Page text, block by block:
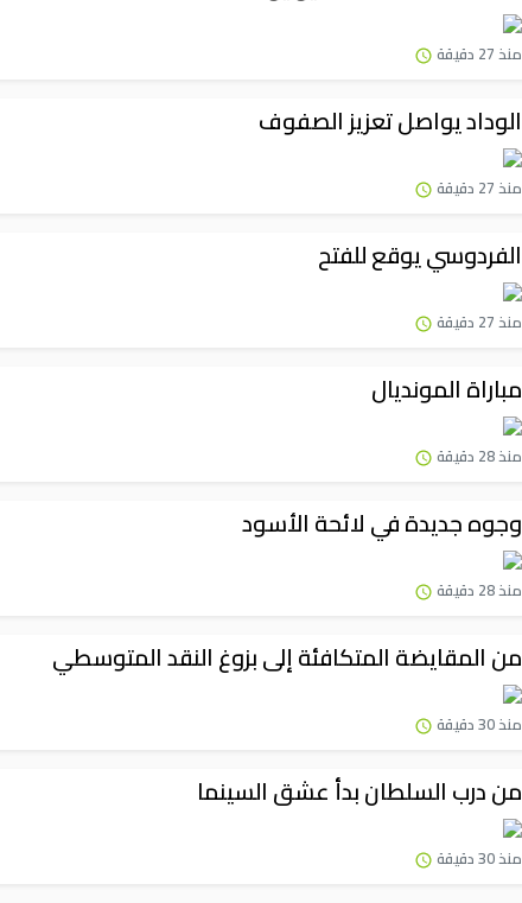
منذ 27 دقيقة
الوداد يواصل تعزيز الصفوف
منذ 27 دقيقة
الفردوسي يوقع للفتح
منذ 27 دقيقة
مباراة المونديال
منذ 28 دقيقة
وجوه جديدة في لائحة الأسود
منذ 28 دقيقة
من المقايضة المتكافئة إلى بزوغ النقد المتوسطي
منذ 30 دقيقة
من درب السلطان بدأ عشق السينما
منذ 30 دقيقة